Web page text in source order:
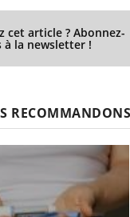
cet article ? Abonnez-
à la newsletter !
RECOMMANDONS
ce qui la rend